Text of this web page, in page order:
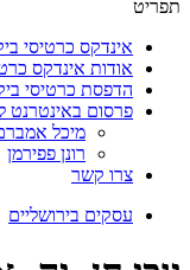
תפריט
אינדקס כרטיסי
אודות אינדקס
הדפסת כרטיסי
פרסום באינטרנט
מיכל
רונן פפירמן
צרו קשר
עסקים בירושליים